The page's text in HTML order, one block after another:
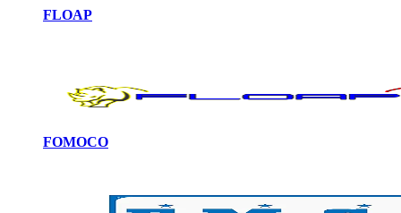
FLOAP
FOMOCO